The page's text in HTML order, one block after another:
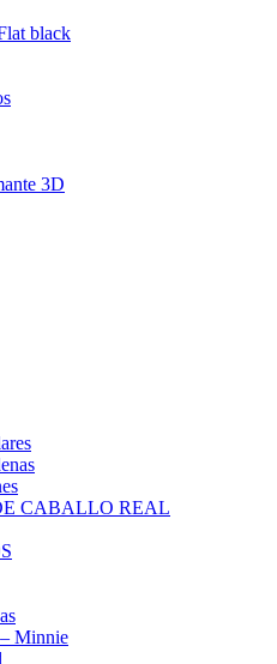
black
3D
CABALLO REAL
Minnie